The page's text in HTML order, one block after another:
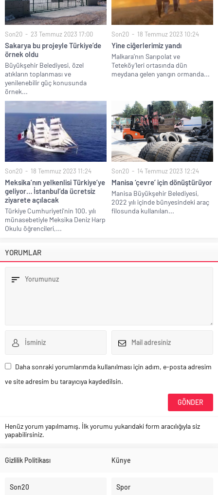
Son20 23 Temmuz 2023 17:00
Sakarya bu projeyle Türkiye’de
örnek oldu
Büyükşehir Belediyesi, özel
atıkların toplanması ve
yenilenebilir güç konusunda
örnek...
Son20 18 Temmuz 2023 10:24
Yine ciğerlerimiz yandı
Malkara’nın Sarıpolat ve
Teteköy’leri ortasında dün
meydana gelen yangın ormanda...
Son20 18 Temmuz 2023 11:24
Meksika’nın yelkenlisi Türkiye’ye
geliyor… İstanbul’da ücretsiz
ziyarete açılacak
Türkiye Cumhuriyeti'nin 100. yılı
münasebetiyle Meksika Deniz Harp
Okulu öğrencileri,...
Son20 14 Temmuz 2023 12:24
Manisa ‘çevre’ için dönüştürüyor
Manisa Büyükşehir Belediyesi,
2022 yılı içinde bünyesindeki araç
filosunda kullanılan...
YORUMLAR
Daha sonraki yorumlarımda kullanılması için adım, e-posta adresim
ve site adresim bu tarayıcıya kaydedilsin.
Henüz yorum yapılmamış. İlk yorumu yukarıdaki form aracılığıyla siz
yapabilirsiniz.
Gizlilik Politikası Künye
Son20 Spor